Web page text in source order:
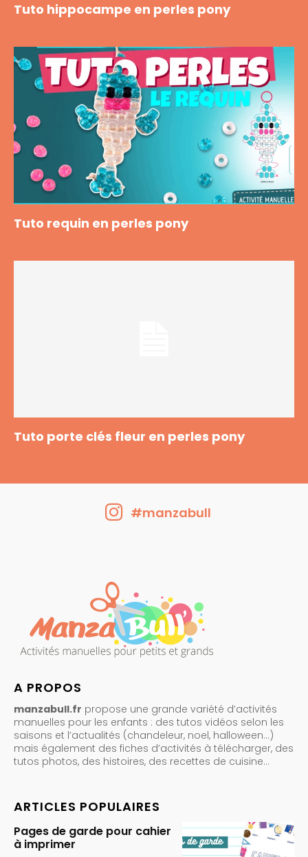
Tuto hippocampe en perles pony
Tuto requin en perles pony
Tuto porte clés fleur en perles pony
#manzabull
A PROPOS
manzabull.fr propose une grande variété d’activités
manuelles pour les enfants : des tutos vidéos selon les
saisons et l’actualités (chandeleur, noel, halloween…)
mais également des fiches d’activités à télécharger, des
tutos photos, des histoires, des recettes de cuisine…
ARTICLES POPULAIRES
Pages de garde pour cahier
à imprimer